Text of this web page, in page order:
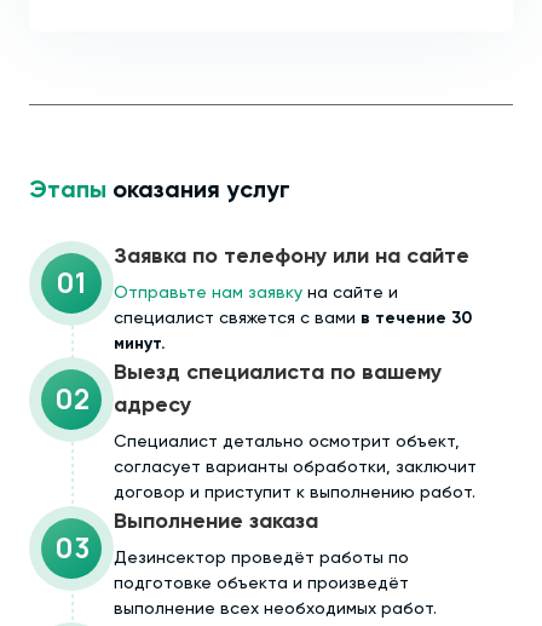
Этапы оказания услуг
01
Заявка по телефону или на сайте
Отправьте нам заявку на сайте и
специалист свяжется с вами в течение 30
минут.
02
Выезд специалиста по вашему
адресу
Cпециалист детально осмотрит объект,
согласует варианты обработки, заключит
договор и приступит к выполнению работ.
03
Выполнение заказа
Дезинсектор проведёт работы по
подготовке объекта и произведёт
выполнение всех необходимых работ.